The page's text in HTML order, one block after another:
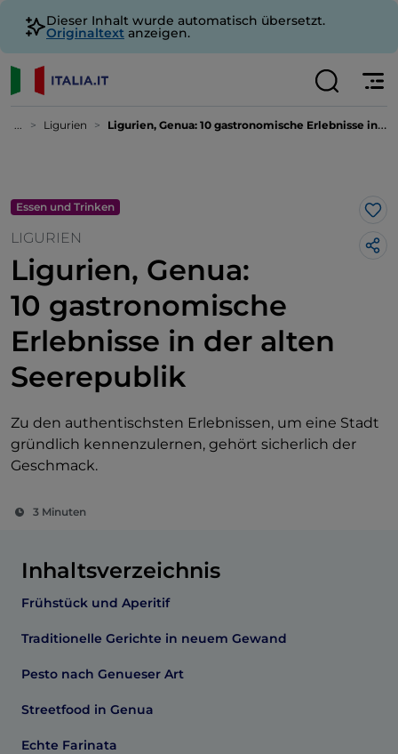
Dieser Inhalt wurde automatisch übersetzt.
Originaltext anzeigen.
... Ligurien Ligurien, Genua: 10 gastronomische Erlebnisse in der alten Seerepublik
Essen und Trinken
LIGURIEN
Ligurien, Genua:
10 gastronomische
Erlebnisse in der alten
Seerepublik
Zu den authentischsten Erlebnissen, um eine Stadt
gründlich kennenzulernen, gehört sicherlich der
Geschmack.
3 Minuten
Inhaltsverzeichnis
Frühstück und Aperitif
Traditionelle Gerichte in neuem Gewand
Pesto nach Genueser Art
Streetfood in Genua
Echte Farinata